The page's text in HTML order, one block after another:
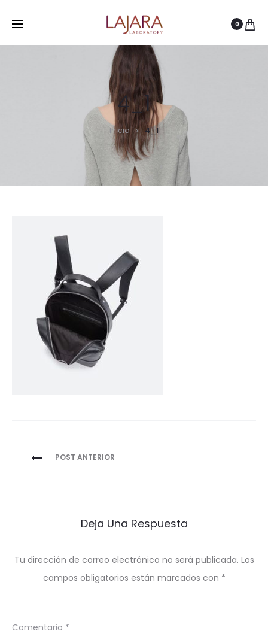
0
4_1
Inicio 4_1
Navegación
POST ANTERIOR
Deja Una Respuesta
Tu dirección de correo electrónico no será publicada. Los
campos obligatorios están marcados con *
Comentario *